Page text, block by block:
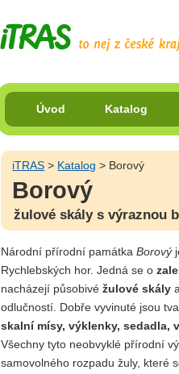
Úvod Katalog
iTRAS > Katalog > Borový
Borový
žulové skály s výraznou
Národní přírodní památka Borový
Rychlebských hor. Jedná se o
nacházejí působivé žulové skály
odlučností. Dobře vyvinuté jsou
skalní mísy, výklenky, sedadla,
Všechny tyto neobvyklé přírodní
samovolného rozpadu žuly, které